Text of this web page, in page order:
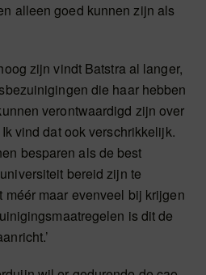
alleen goed kunnen zijn als
zijn vindt Batstra al langer,
die haar hebben
verontwaardigd zijn over
vind dat ook verschrikkelijk.
besparen als de best
bereid zijn te
méér maar evenveel bij krijgen
is dit de